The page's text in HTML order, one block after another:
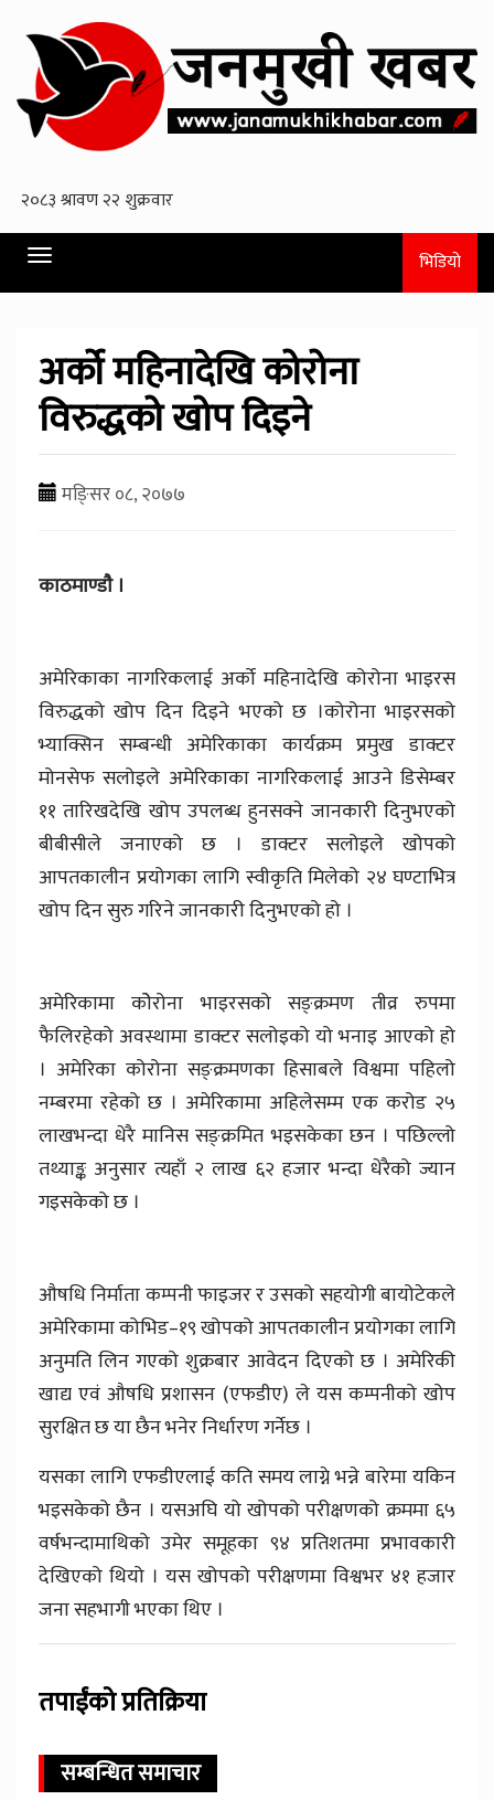
Toggle
navigation
भिडियो
अर्को महिनादेखि कोरोना
विरुद्धको खोप दिइने
मङि्सर ०८, २०७७
काठमाण्डाै ।
अमेरिकाका नागरिकलाई अर्को महिनादेखि कोरोना भाइरस
विरुद्धको खोप दिन दिइने भएको छ ।कोरोना भाइरसको
भ्याक्सिन सम्बन्धी अमेरिकाका कार्यक्रम प्रमुख डाक्टर
मोनसेफ सलोइले अमेरिकाका नागरिकलाई आउने डिसेम्बर
११ तारिखदेखि खोप उपलब्ध हुनसक्ने जानकारी दिनुभएको
बीबीसीले जनाएको छ । डाक्टर सलोइले खोपको
आपतकालीन प्रयोगका लागि स्वीकृति मिलेको २४ घण्टाभित्र
खोप दिन सुरु गरिने जानकारी दिनुभएको हो ।
अमेरिकामा कोेरोना भाइरसको सङ्क्रमण तीव्र रुपमा
फैलिरहेको अवस्थामा डाक्टर सलोइको यो भनाइ आएको हो
। अमेरिका कोरोना सङ्क्रमणका हिसाबले विश्वमा पहिलो
नम्बरमा रहेको छ । अमेरिकामा अहिलेसम्म एक करोड २५
लाखभन्दा धेरै मानिस सङ्क्रमित भइसकेका छन । पछिल्लो
तथ्याङ्क अनुसार त्यहाँ २ लाख ६२ हजार भन्दा धेरैको ज्यान
गइसकेको छ ।
औषधि निर्माता कम्पनी फाइजर र उसको सहयोगी बायोटेकले
अमेरिकामा कोभिड–१९ खोपको आपतकालीन प्रयोगका लागि
अनुमति लिन गएको शुक्रबार आवेदन दिएको छ । अमेरिकी
खाद्य एवं औषधि प्रशासन (एफडीए) ले यस कम्पनीको खोप
सुरक्षित छ या छैन भनेर निर्धारण गर्नेछ ।
यसका लागि एफडीएलाई कति समय लाग्ने भन्ने बारेमा यकिन
भइसकेको छैन । यसअघि यो खोपको परीक्षणको क्रममा ६५
वर्षभन्दामाथिको उमेर समूहका ९४ प्रतिशतमा प्रभावकारी
देखिएको थियो । यस खोपको परीक्षणमा विश्वभर ४१ हजार
जना सहभागी भएका थिए ।
तपाईंको प्रतिक्रिया
सम्बन्धित समाचार